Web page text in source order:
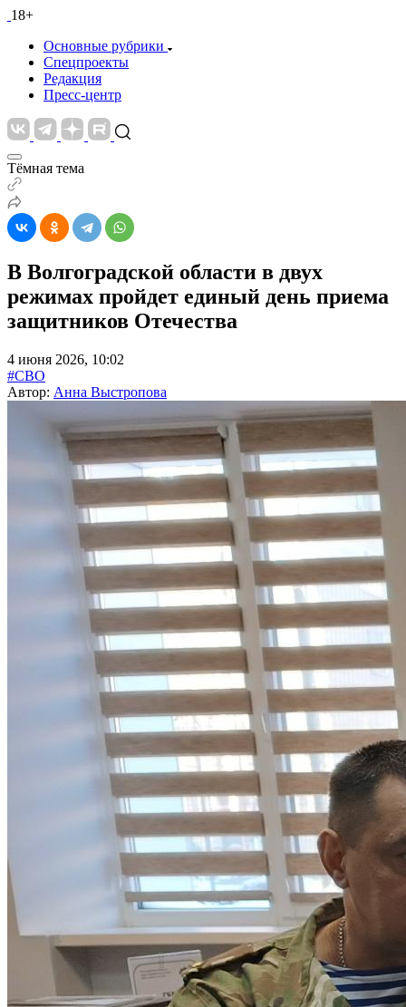
18+
Основные рубрики
Спецпроекты
Редакция
Пресс-центр
Тёмная тема
В Волгоградской области в двух
режимах пройдет единый день приема
защитников Отечества
4 июня 2026, 10:02
#СВО
Автор: Анна Выстропова